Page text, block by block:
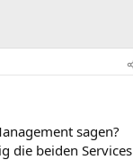
sagen?
die beiden Services